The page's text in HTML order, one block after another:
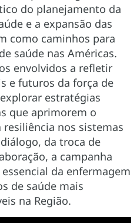
do planejamento da
e a expansão das
como caminhos para
saúde nas Américas.
envolvidos a refletir
e futuros da força de
estratégias
que aprimorem o
resiliência nos sistemas
da troca de
a campanha
da enfermagem
de saúde mais
na Região.